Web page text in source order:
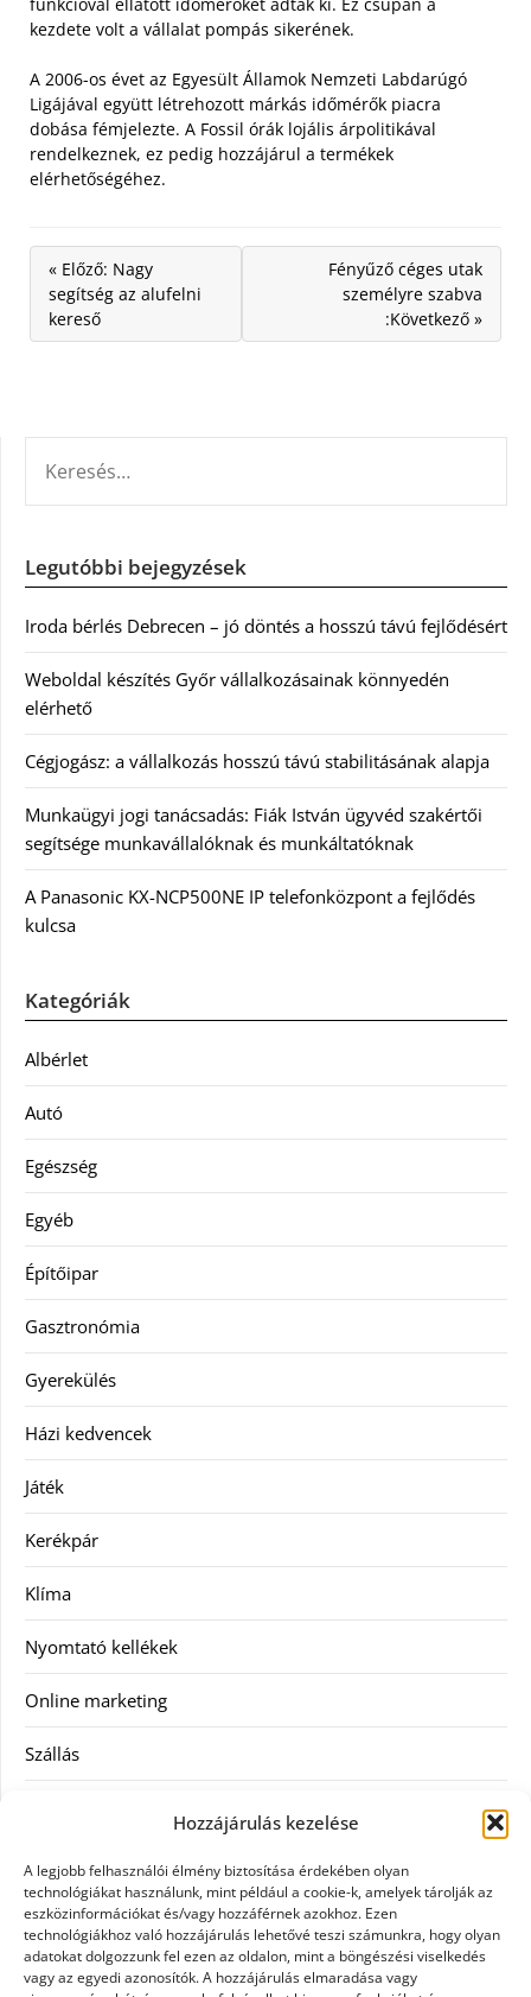
Hozzájárulás kezelése
A legjobb felhasználói élmény biztosítása érdekében olyan
technológiákat használunk, mint például a cookie-k, amelyek tárolják az
eszközinformációkat és/vagy hozzáférnek azokhoz. Ezen
technológiákhoz való hozzájárulás lehetővé teszi számunkra, hogy olyan
adatokat dolgozzunk fel ezen az oldalon, mint a böngészési viselkedés
vagy az egyedi azonosítók. A hozzájárulás elmaradása vagy
kezdete volt a vállalat pompás sikerének.
A 2006-os évet az Egyesült Államok Nemzeti Labdarúgó
Ligájával együtt létrehozott márkás időmérők piacra
dobása fémjelezte. A Fossil órák lojális árpolitikával
rendelkeznek, ez pedig hozzájárul a termékek
elérhetőségéhez.
« Előző: Nagy
segítség az alufelni
kereső
Fényűző céges utak
személyre szabva
:Következő »
Legutóbbi bejegyzések
Iroda bérlés Debrecen – jó döntés a hosszú távú fejlődésért
Weboldal készítés Győr vállalkozásainak könnyedén
elérhető
Cégjogász: a vállalkozás hosszú távú stabilitásának alapja
Munkaügyi jogi tanácsadás: Fiák István ügyvéd szakértői
segítsége munkavállalóknak és munkáltatóknak
A Panasonic KX-NCP500NE IP telefonközpont a fejlődés
kulcsa
Kategóriák
Albérlet
Autó
Egészség
Egyéb
Építőipar
Gasztronómia
Gyerekülés
Házi kedvencek
Játék
Kerékpár
Klíma
Nyomtató kellékek
Online marketing
Szállás
Szellőztető
Szolgáltatás
Táskák